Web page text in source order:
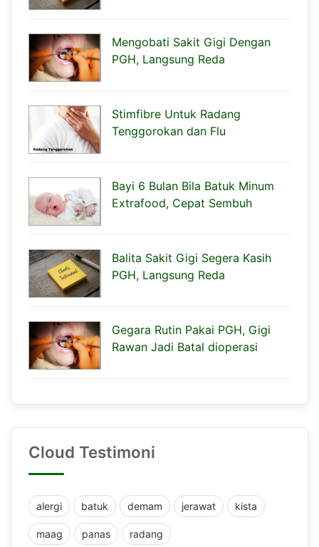
Mengobati Sakit Gigi Dengan
PGH, Langsung Reda
Stimfibre Untuk Radang
Tenggorokan dan Flu
Bayi 6 Bulan Bila Batuk Minum
Extrafood, Cepat Sembuh
Balita Sakit Gigi Segera Kasih
PGH, Langsung Reda
Gegara Rutin Pakai PGH, Gigi
Rawan Jadi Batal dioperasi
Cloud Testimoni
alergi batuk demam jerawat kista
maag panas radang